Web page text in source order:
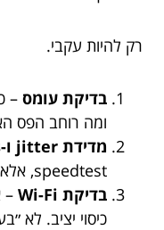
רק להיות עקבי.
בדיקת עומס –
ומה רוחב הפס
מדידת jitter ו-packet loss
speedtest, אלא בדיקה שמדברת ״קול״.
בדיקת Wi-Fi
–
כיסוי יציב. לא